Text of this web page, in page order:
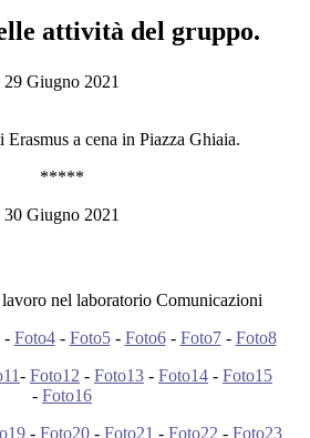
attività del gruppo.
29 Giugno 2021
a cena in Piazza Ghiaia.
*****
30 Giugno 2021
nel laboratorio Comunicazioni
- Foto4- Foto5- Foto6- Foto7- Foto8
- Foto12 - Foto13 - Foto14 - Foto15
- Foto16
- Foto20- Foto21 - Foto22 - Foto23